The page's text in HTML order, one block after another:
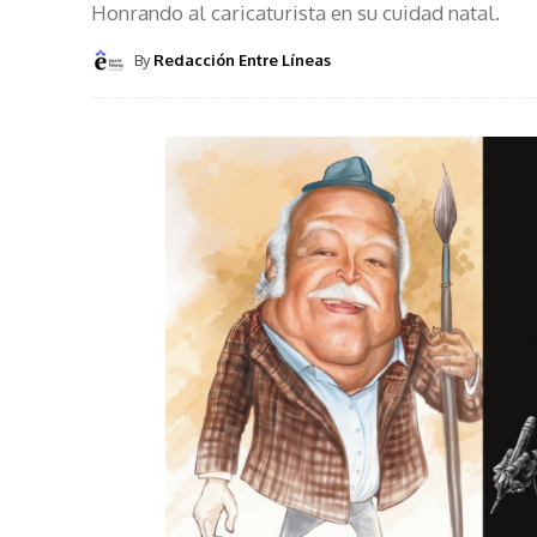
Honrando al caricaturista en su cuidad natal.
By Redacción Entre Líneas